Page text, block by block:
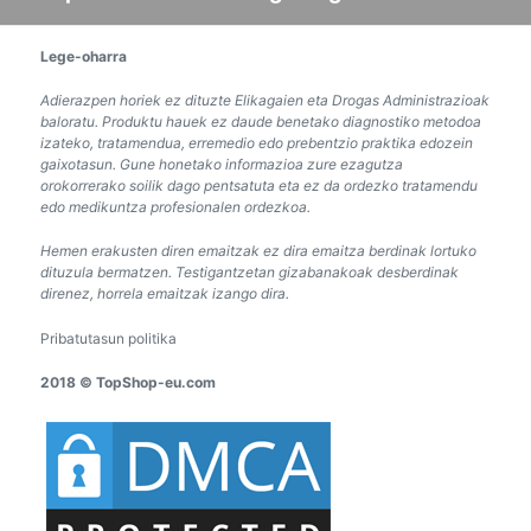
Lege-oharra
Adierazpen horiek ez dituzte Elikagaien eta Drogas Administrazioak
baloratu. Produktu hauek ez daude benetako diagnostiko metodoa
izateko, tratamendua, erremedio edo prebentzio praktika edozein
gaixotasun. Gune honetako informazioa zure ezagutza
orokorrerako soilik dago pentsatuta eta ez da ordezko tratamendu
edo medikuntza profesionalen ordezkoa.
Hemen erakusten diren emaitzak ez dira emaitza berdinak lortuko
dituzula bermatzen. Testigantzetan gizabanakoak desberdinak
direnez, horrela emaitzak izango dira.
Pribatutasun politika
2018 © TopShop-eu.com